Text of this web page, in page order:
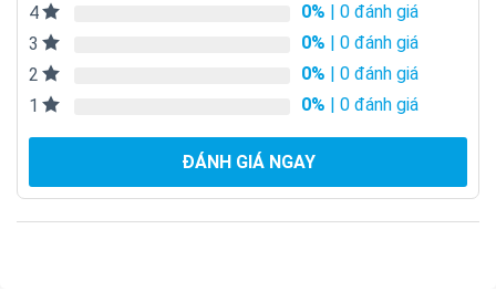
4
0% | 0 đánh giá
3
0% | 0 đánh giá
2
0% | 0 đánh giá
1
0% | 0 đánh giá
ĐÁNH GIÁ NGAY